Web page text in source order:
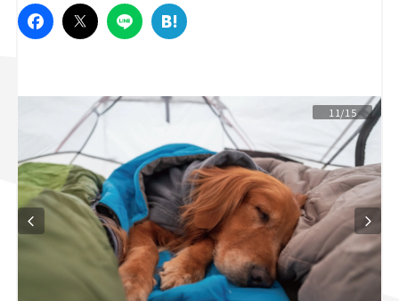
11/15
Campaign
人気のハッシュタグ